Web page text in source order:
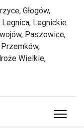
Głogów,
Legnickie
Paszowice,
Wielkie,